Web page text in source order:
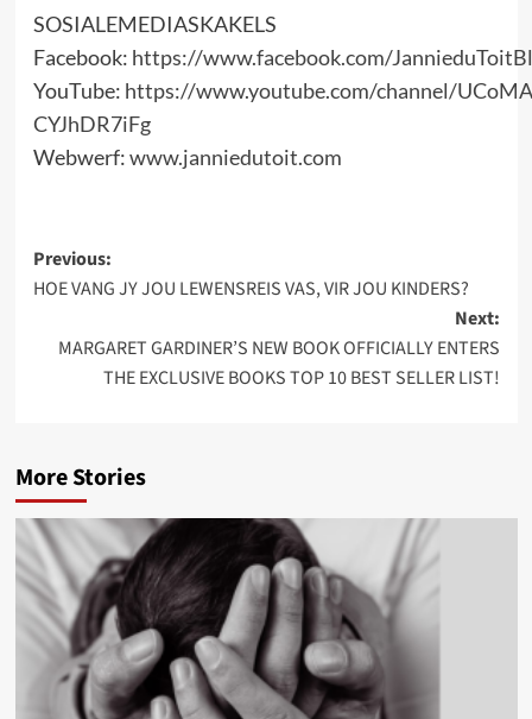
SOSIALEMEDIASKAKELS
Facebook: https://www.facebook.com/
YouTube: https://www.youtube.com/channel/
CYJhDR7iFg
Webwerf:www.janniedutoit.com
Post
navigation
Previous:
HOE VANG JY JOU LEWENSREIS VAS, VIR JOU KINDERS?
Next:
MARGARET GARDINER’S NEW BOOK OFFICIALLY ENTERS
THE EXCLUSIVE BOOKS TOP 10 BEST SELLER LIST!
More Stories